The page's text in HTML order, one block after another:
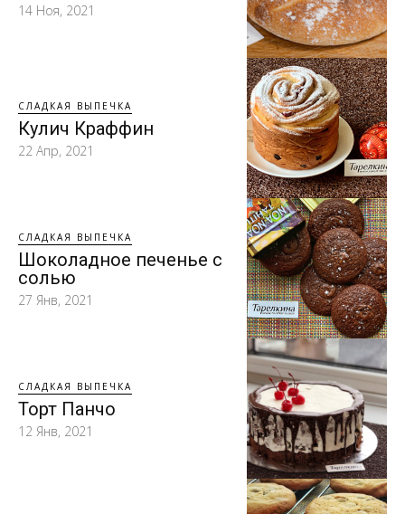
14 Ноя, 2021
СЛАДКАЯ ВЫПЕЧКА
Кулич Краффин
22 Апр, 2021
СЛАДКАЯ ВЫПЕЧКА
Шоколадное печенье с
солью
27 Янв, 2021
СЛАДКАЯ ВЫПЕЧКА
Торт Панчо
12 Янв, 2021